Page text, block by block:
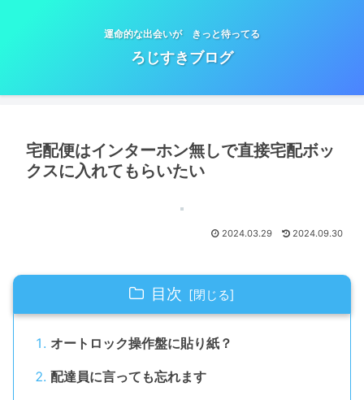
運命的な出会いが きっと待ってる
ろじすきブログ
宅配便はインターホン無しで直接宅配ボッ
クスに入れてもらいたい
2024.03.29 2024.09.30
目次
オートロック操作盤に貼り紙？
配達員に言っても忘れます